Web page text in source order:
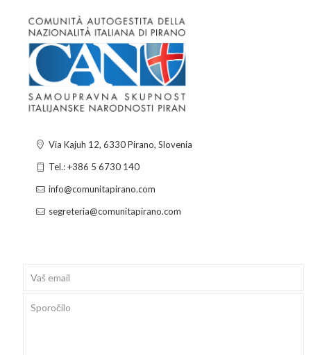
Via Kajuh 12, 6330 Pirano, Slovenia
Tel.: +386 5 6730 140
info@comunitapirano.com
segreteria@comunitapirano.com